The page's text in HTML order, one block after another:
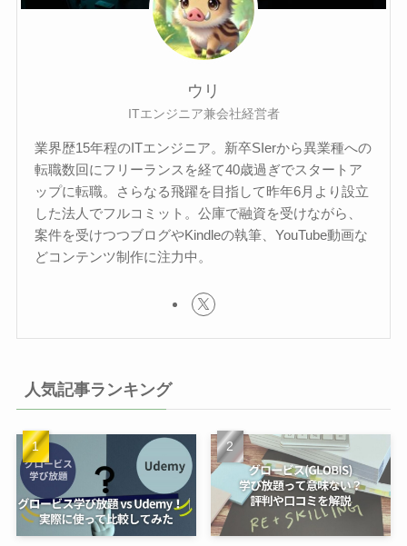
ウリ
ITエンジニア兼会社経営者
業界歴15年程のITエンジニア。新卒SIerから異業種への
転職数回にフリーランスを経て40歳過ぎでスタートア
ップに転職。さらなる飛躍を目指して昨年6月より設立
した法人でフルコミット。公庫で融資を受けながら、
案件を受けつつブログやKindleの執筆、YouTube動画な
どコンテンツ制作に注力中。
人気記事ランキング